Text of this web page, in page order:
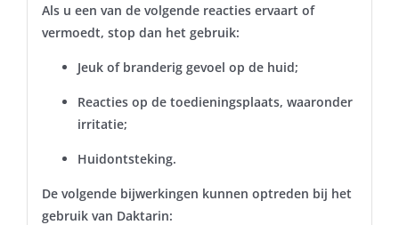
Als u een van de volgende reacties ervaart of
vermoedt, stop dan het gebruik:
Jeuk of branderig gevoel op de huid;
Reacties op de toedieningsplaats, waaronder
irritatie;
Huidontsteking.
De volgende bijwerkingen kunnen optreden bij het
gebruik van Daktarin: